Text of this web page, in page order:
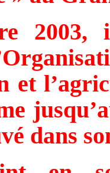
2003,
et
dans